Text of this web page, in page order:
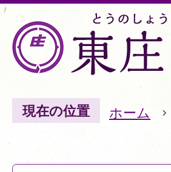
現在の位置 ホーム